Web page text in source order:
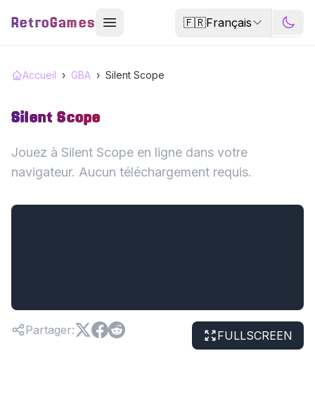
RetroGames 🇫🇷Français
Accueil › GBA › Silent Scope
Silent Scope
Jouez à Silent Scope en ligne dans votre
navigateur. Aucun téléchargement requis.
Partager: FULLSCREEN